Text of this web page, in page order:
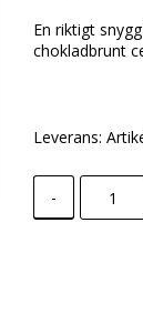
En riktigt
chokladbrunt
Leverans:
-